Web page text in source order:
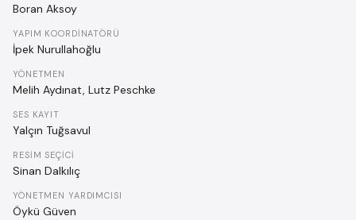
Boran Aksoy
YAPIM KOORDINATÖRÜ
İpek Nurullahoğlu
YÖNETMEN
Melih Aydınat, Lutz Peschke
SES KAYIT
Yalçın Tuğsavul
RESIM SEÇICI
Sinan Dalkılıç
YÖNETMEN YARDIMCISI
Öykü Güven